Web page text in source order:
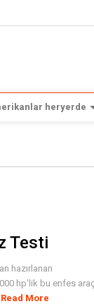
heryerde
Testi
hazırlanan
hp'lik bu enfes
Read More